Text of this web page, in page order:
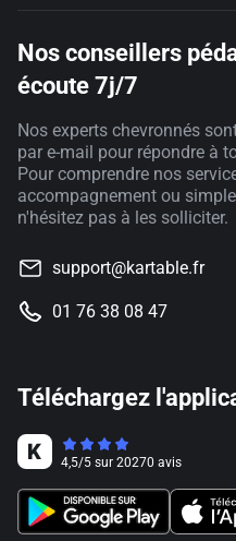
Nos conseillers
écoute 7j/7
Nos experts chevronnés
par e-mail pour répondre à
Pour comprendre nos
accompagnement ou
n'hésitez pas à les solliciter.
support@kartable.fr
01 76 38 08 47
Téléchargez
4,5/5 sur 20270 avis